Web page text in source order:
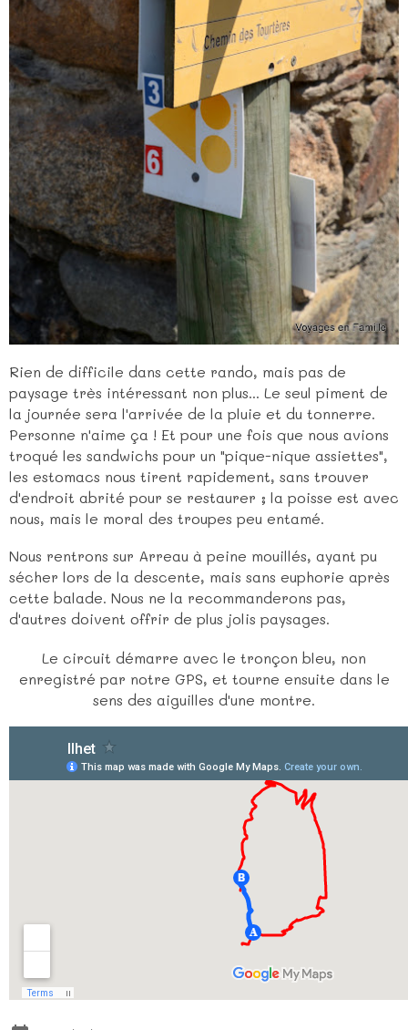
Rien de difficile dans cette rando, mais pas de
paysage très intéressant non plus... Le seul piment de
la journée sera l'arrivée de la pluie et du tonnerre.
Personne n'aime ça ! Et pour une fois que nous avions
troqué les sandwichs pour un "pique-nique assiettes",
les estomacs nous tirent rapidement, sans trouver
d'endroit abrité pour se restaurer ; la poisse est avec
nous, mais le moral des troupes peu entamé.
Nous rentrons sur Arreau à peine mouillés, ayant pu
sécher lors de la descente, mais sans euphorie après
cette balade. Nous ne la recommanderons pas,
d'autres doivent offrir de plus jolis paysages.
Le circuit démarre avec le tronçon bleu, non
enregistré par notre GPS, et tourne ensuite dans le
sens des aiguilles d'une montre.